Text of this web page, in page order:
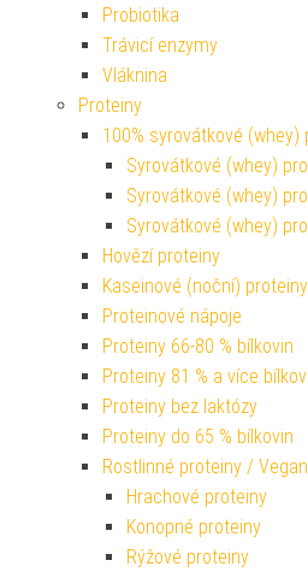
Probiotika
Trávicí enzymy
Vláknina
Proteiny
100% syrovátkové (whey)
Syrovátkové (whey)
Syrovátkové (whey)
Syrovátkové (whey)
Hovězí proteiny
Kaseinové (noční) proteiny
Proteinové nápoje
Proteiny 66-80 % bílkovin
Proteiny 81 % a více
Proteiny bez laktózy
Proteiny do 65 % bílkovin
Rostlinné proteiny /
Hrachové proteiny
Konopné proteiny
Rýžové proteiny